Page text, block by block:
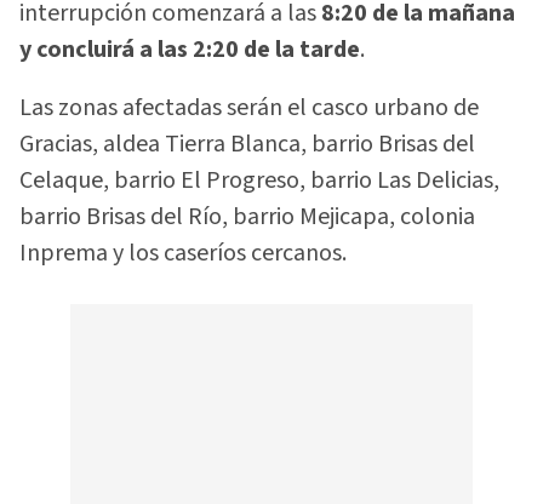
interrupción comenzará a las8:20 de la mañana
y concluirá a las 2:20 de la tarde.
Las zonas afectadas serán el casco urbano de
Gracias, aldea Tierra Blanca, barrio Brisas del
Celaque, barrio El Progreso, barrio Las Delicias,
barrio Brisas del Río, barrio Mejicapa, colonia
Inprema y los caseríos cercanos.